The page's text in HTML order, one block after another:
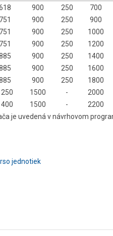
900 250
700
751 900 250
900
751 900 250
1000
751 900 250
1200
900 250
1400
900 250
1600
900 250
1800
1500 -
2000
1500 -
2200
je uvedená v návrhovom
jednotiek